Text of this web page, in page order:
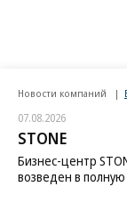
Новости компаний
07.08.2026
STONE
Бизнес-центр
возведен в